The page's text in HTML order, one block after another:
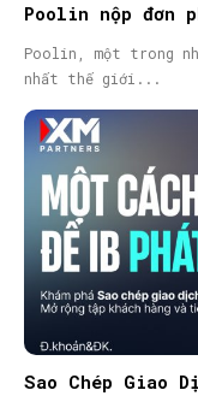
Poolin nộp đơn
Poolin, một trong
nhất thế giới...
Sao Chép Giao